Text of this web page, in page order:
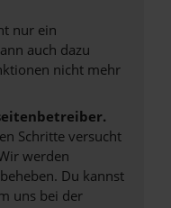
nur ein
auch dazu
nicht mehr
Schritte versucht
werden
Du kannst
uns bei der